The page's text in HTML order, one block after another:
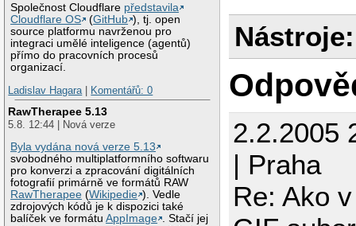
Společnost Cloudflare představila
Cloudflare OS
(GitHub ), tj. open
source platformu navrženou pro
integraci umělé inteligence (agentů)
přímo do pracovních procesů
organizací.
Ladislav Hagara| Komentářů: 0
RawTherapee 5.13
5.8. 12:44 | Nová verze
Byla vydána nová verze 5.13
svobodného multiplatformního softwaru
pro konverzi a zpracování digitálních
fotografií primárně ve formátů RAW
RawTherapee (Wikipedie ). Vedle
zdrojových kódů je k dispozici také
balíček ve formátuAppImage . Stačí jej
Nástroje:
2.2.2005
| Praha
Re: Ako